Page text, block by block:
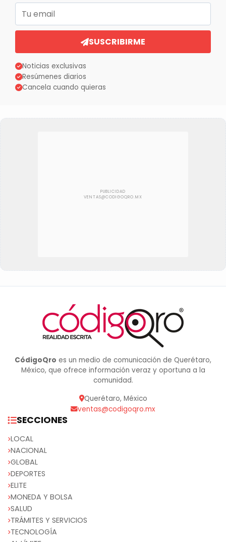
Correo electrónico
SUSCRIBIRME
Noticias exclusivas
Resúmenes diarios
Cancela cuando quieras
CódigoQro es un medio de comunicación de Querétaro,
México, que ofrece información veraz y oportuna a la
comunidad.
Querétaro, México
ventas@codigoqro.mx
SECCIONES
LOCAL
NACIONAL
GLOBAL
DEPORTES
ELITE
MONEDA Y BOLSA
SALUD
TRÁMITES Y SERVICIOS
TECNOLOGÍA